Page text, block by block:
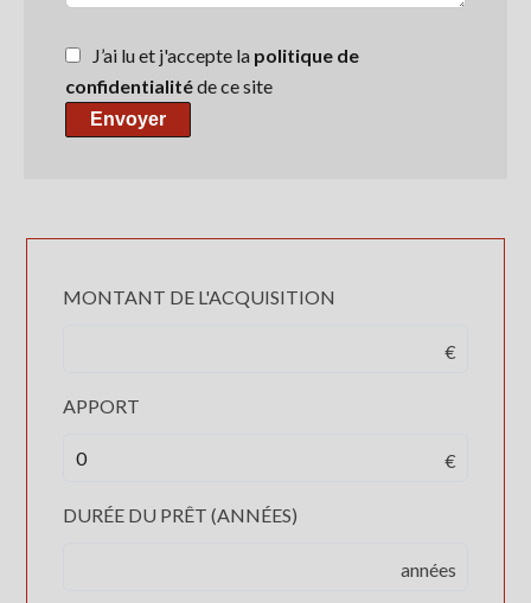
J’ai lu et j'accepte la politique de
confidentialitéde ce site
Envoyer
MONTANT DE L'ACQUISITION
€
APPORT
€
DURÉE DU PRÊT (ANNÉES)
années